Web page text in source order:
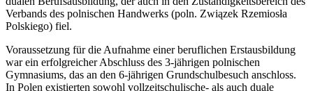
Verbands des polnischen Handwerks (poln. Związek Rzemiosła
Polskiego) fiel.
Voraussetzung für die Aufnahme einer beruflichen Erstausbildung
war ein erfolgreicher Abschluss des 3-jährigen polnischen
Gymnasiums, das an den 6-jährigen Grundschulbesuch anschloss.
In Polen existierten sowohl vollzeitschulische- als auch duale